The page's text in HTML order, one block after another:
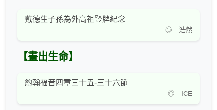
戴德生子孫為外高祖豎牌紀念
◎ 浩然
【畫出生命】
約翰福音四章三十五-三十六節
◎ ICE